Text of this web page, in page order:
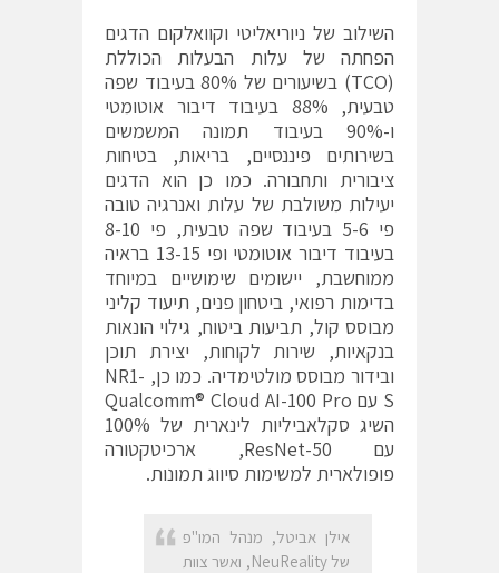
השילוב של ניוריאליטי וקוואלקום הדגים
הפחתה של עלות הבעלות הכוללת
(TCO) בשיעורים של 80% בעיבוד שפה
טבעית, 88% בעיבוד דיבור אוטומטי
ו-90% בעיבוד תמונה המשמשים
בשירותים פיננסיים, בריאות, בטיחות
ציבורית ותחבורה. כמו כן הוא הדגים
יעילות משולבת של עלות ואנרגיה טובה
פי 5-6 בעיבוד שפה טבעית, פי 8-10
בעיבוד דיבור אוטומטי ופי 13-15 בראיה
ממוחשבת, יישומים שימושיים במיוחד
בדימות רפואי, ביטחון פנים, תיעוד קליני
מבוסס קול, תביעות ביטוח, גילוי הונאות
בנקאיות, שירות לקוחות, יצירת תוכן
ובידור מבוסס מולטימדיה. כמו כן, NR1-
S עם Qualcomm® Cloud AI-100 Pro
השיג סקלאביליות לינארית של 100%
עם ResNet-50, ארכיטקטורה
פופולארית למשימות סיווג תמונות.
אילן אביטל, מנהל המו"פ
של NeuReality, ואשר צוות